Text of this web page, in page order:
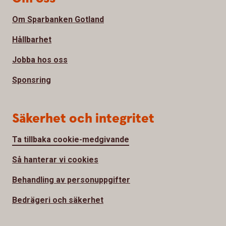
Om Sparbanken Gotland
Hållbarhet
Jobba hos oss
Sponsring
Säkerhet och integritet
Ta tillbaka cookie-medgivande
Så hanterar vi cookies
Behandling av personuppgifter
Bedrägeri och säkerhet